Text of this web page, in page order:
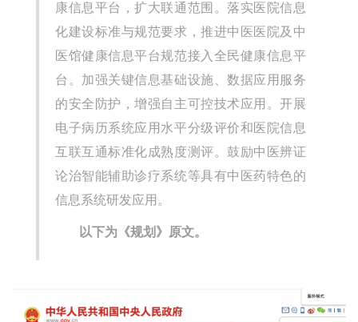
康信息平台，扩大联通范围。落实医院信息
化建设标准与规范要求，推进中医医院及中
医馆健康信息平台规范接入全民健康信息平
台。加强关键信息基础设施、数据应用服务
的安全防护，增强自主可控技术应用。开展
电子病历系统应用水平分级评价和医院信息
互联互通标准化成熟度测评。鼓励中医辨证
论治智能辅助诊疗系统等具有中医药特色的
信息系统研发应用。
以下为《规划》原文。